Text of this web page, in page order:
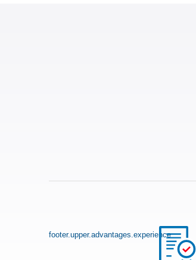
footer.upper.advantages.experience